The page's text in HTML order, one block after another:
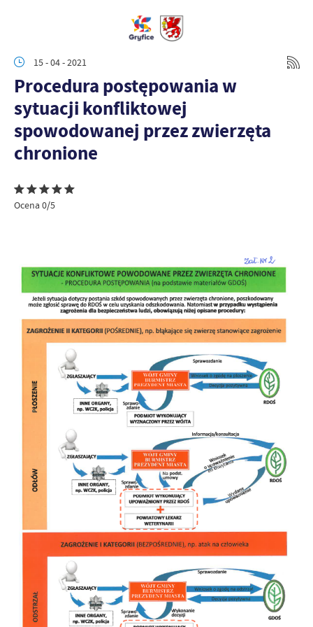
15 - 04 - 2021
Procedura postępowania w
sytuacji konfliktowej
spowodowanej przez zwierzęta
chronione
Ocena 0/5